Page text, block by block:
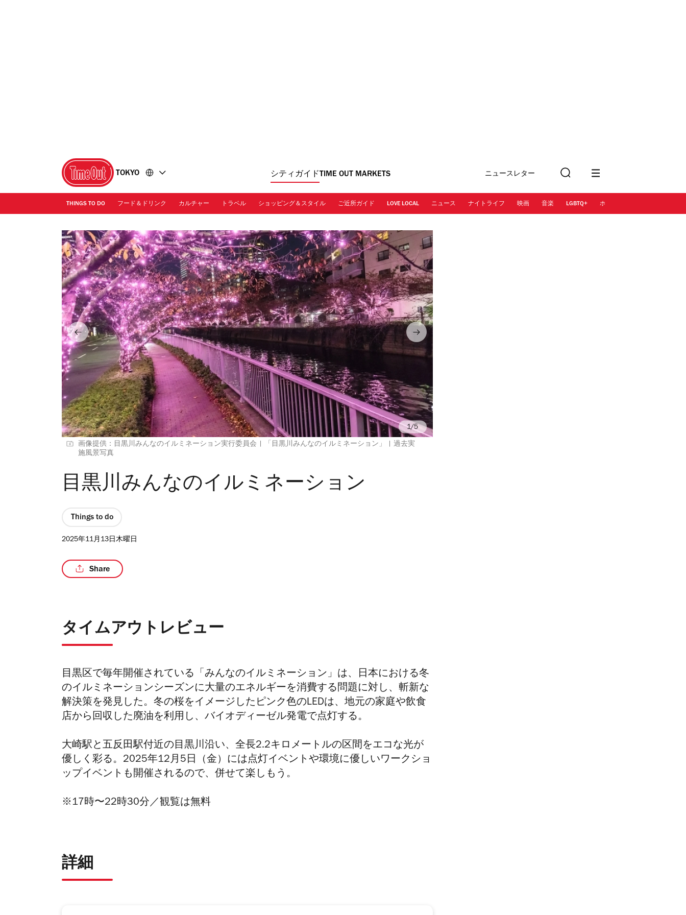
TOKYO シティガイド TIME OUT MARKETS ニュースレター
に登録
索
THINGS TO DO フード＆ドリンク カルチャー トラベル ショッピング＆スタイル ご近所ガイド LOVE LOCAL ニュース ナイトライフ 映画 音楽 LGBTQ+ ホテル
画像提供：目黒川みんなのイルミネーション実行委員会 | 「目黒川みんなのイルミネーション」 | 過去実
施風景写真
/5
目黒川みんなのイルミネーション
Things to do
2025年11月13日木曜日
Share
タイムアウトレビュー
目黒区で毎年開催されている「みんなのイルミネーション」は、日本における冬
のイルミネーションシーズンに大量のエネルギーを消費する問題に対し、斬新な
解決策を発見した。冬の桜をイメージしたピンク色のLEDは、地元の家庭や飲食
店から回収した廃油を利用し、バイオディーゼル発電で点灯する。
大崎駅と五反田駅付近の目黒川沿い、全長2.2キロメートルの区間をエコな光が
優しく彩る。2025年12月5日（金）には点灯イベントや環境に優しいワークショ
ップイベントも開催されるので、併せて楽しもう。
※17時〜22時30分／観覧は無料
詳細